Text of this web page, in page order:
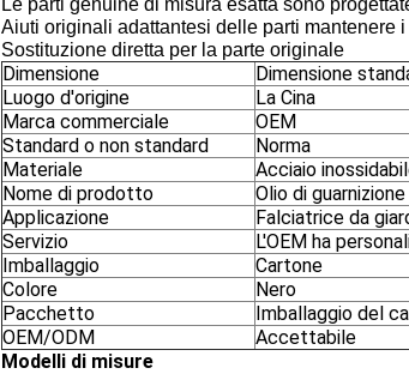
Le parti genuine di misura esatta sono
Aiuti originali adattantesi delle parti mantenere
Sostituzione diretta per la parte originale
Dimensione
Dimensione
Luogo d'origine
La Cina
Marca commerciale
OEM
Standard o non standard
Norma
Materiale
Acciaio
Nome di prodotto
Olio di
Applicazione
Falciatrice da
Servizio
L'OEM ha
Imballaggio
Cartone
Colore
Nero
Pacchetto
Imballaggio del
OEM/ODM
Accettabile
Modelli di misure